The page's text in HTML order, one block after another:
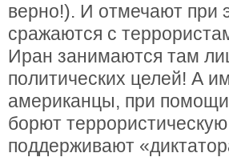
верно!). И отмечают при
сражаются с
Иран занимаются там
политических целей! А
американцы, при помощи
борют
поддерживают